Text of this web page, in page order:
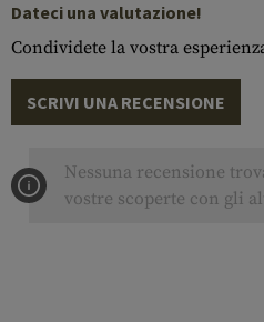
Dateci una valutazione!
Condividete la vostra
SCRIVI UNA RECENSIONE
Nessuna recensione
vostre scoperte con gli